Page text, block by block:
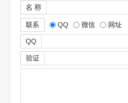
名 称
联系 QQ 微信 网址
QQ
验证